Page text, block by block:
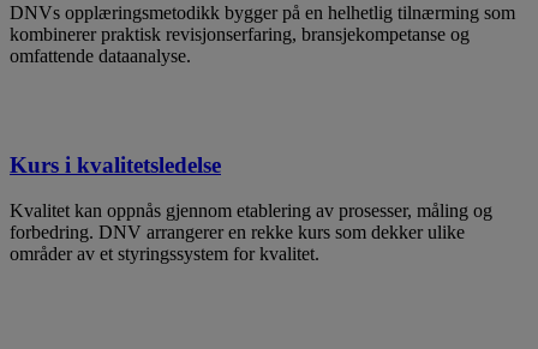
DNVs opplæringsmetodikk bygger på en helhetlig tilnærming som
kombinerer praktisk revisjonserfaring, bransjekompetanse og
omfattende dataanalyse.
Kurs i kvalitetsledelse
​Kvalitet kan oppnås gjennom etablering av prosesser, måling og
forbedring. DNV arrangerer en rekke kurs som dekker ulike
områder av et styringssystem for kvalitet.